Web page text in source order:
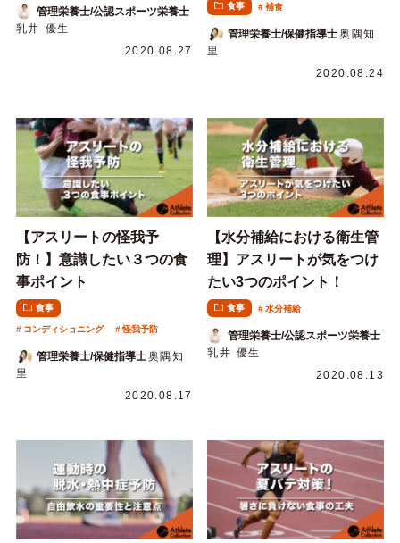
管理栄養士/公認スポーツ栄養士
乳井 優生
2020.08.27
食事 補食
管理栄養士/保健指導士奥隅知
里
2020.08.24
【アスリートの怪我予
防！】意識したい３つの食
事ポイント
食事
コンディショニング 怪我予防
管理栄養士/保健指導士奥隅知
里
2020.08.17
【水分補給における衛生管
理】アスリートが気をつけ
たい3つのポイント！
食事 水分補給
管理栄養士/公認スポーツ栄養士
乳井 優生
2020.08.13